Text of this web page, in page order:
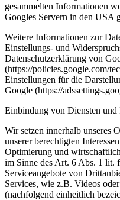
gesammelten Informationen
Googles Servern in den USA
Weitere Informationen zur
Einstellungs- und
Datenschutzerklärung von
(https://policies.google.com/
Einstellungen für die
Google (https://
Einbindung von Diensten
Wir setzen innerhalb unseres
unserer berechtigten
Optimierung und
im Sinne des Art. 6 Abs. 1 lit.
Serviceangebote von
Services, wie z.B. Videos
(nachfolgend einheitlich